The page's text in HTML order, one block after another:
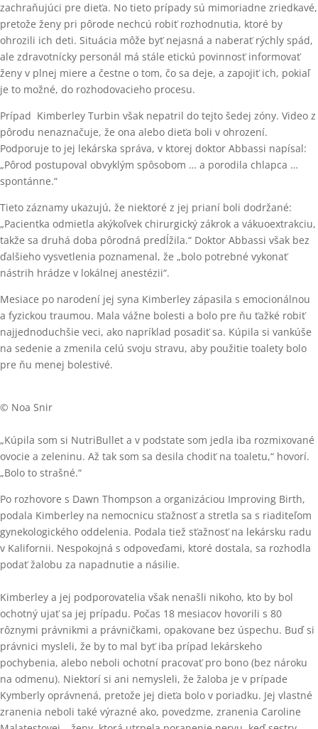
zachraňujúci pre dieťa. No tieto prípady sú mimoriadne zriedkavé,
pretože ženy pri pôrode nechcú robiť rozhodnutia, ktoré by
ohrozili ich deti. Situácia môže byť nejasná a naberať rýchly spád,
ale zdravotnícky personál má stále etickú povinnosť informovať
ženy v plnej miere a čestne o tom, čo sa deje, a zapojiť ich, pokiaľ
je to možné, do rozhodovacieho procesu.
Prípad Kimberley Turbin však nepatril do tejto šedej zóny. Video z
pôrodu nenaznačuje, že ona alebo dieťa boli v ohrození.
Podporuje to jej lekárska správa, v ktorej doktor Abbassi napísal:
„Pôrod postupoval obvyklým spôsobom … a porodila chlapca …
spontánne.“
Tieto záznamy ukazujú, že niektoré z jej prianí boli dodržané:
„Pacientka odmietla akýkoľvek chirurgický zákrok a vákuoextrakciu,
takže sa druhá doba pôrodná predĺžila.“ Doktor Abbassi však bez
ďalšieho vysvetlenia poznamenal, že „bolo potrebné vykonať
nástrih hrádze v lokálnej anestézii“.
Mesiace po narodení jej syna Kimberley zápasila s emocionálnou
a fyzickou traumou. Mala vážne bolesti a bolo pre ňu ťažké robiť
najjednoduchšie veci, ako napríklad posadiť sa. Kúpila si vankúše
na sedenie a zmenila celú svoju stravu, aby použitie toalety bolo
pre ňu menej bolestivé.
© Noa Snir
„Kúpila som si NutriBullet a v podstate som jedla iba rozmixované
ovocie a zeleninu. Až tak som sa desila chodiť na toaletu,“ hovorí.
„Bolo to strašné.“
Po rozhovore s Dawn Thompson a organizáciou Improving Birth,
podala Kimberley na nemocnicu sťažnosť a stretla sa s riaditeľom
gynekologického oddelenia. Podala tiež sťažnosť na lekársku radu
v Kalifornii. Nespokojná s odpoveďami, ktoré dostala, sa rozhodla
podať žalobu za napadnutie a násilie.
Kimberley a jej podporovatelia však nenašli nikoho, kto by bol
ochotný ujať sa jej prípadu. Počas 18 mesiacov hovorili s 80
rôznymi právnikmi a právničkami, opakovane bez úspechu. Buď si
právnici mysleli, že by to mal byť iba prípad lekárskeho
pochybenia, alebo neboli ochotní pracovať pro bono (bez nároku
na odmenu). Niektorí si ani nemysleli, že žaloba je v prípade
Kymberly oprávnená, pretože jej dieťa bolo v poriadku. Jej vlastné
zranenia neboli také výrazné ako, povedzme, zranenia Caroline